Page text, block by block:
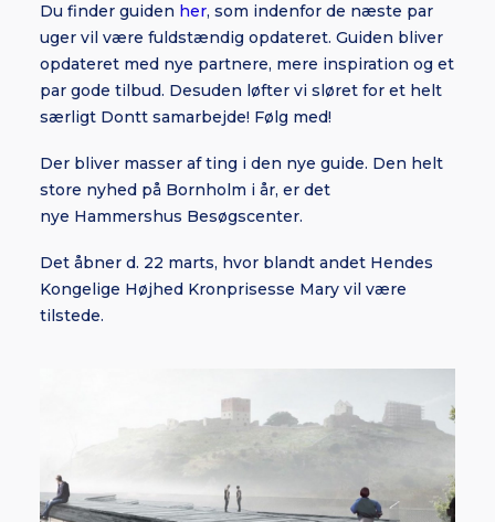
SUBSCRIBE
Du finder guiden her, som indenfor de næste par
uger vil være fuldstændig opdateret. Guiden bliver
opdateret med nye partnere, mere inspiration og et
par gode tilbud. Desuden løfter vi sløret for et helt
særligt Dontt samarbejde! Følg med!
Der bliver masser af ting i den nye guide. Den helt
store nyhed på Bornholm i år, er det
nye Hammershus Besøgscenter.
Det åbner d. 22 marts, hvor blandt andet Hendes
Kongelige Højhed Kronprisesse Mary vil være
tilstede.